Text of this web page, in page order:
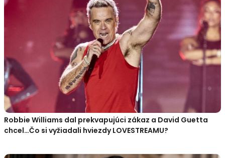
Robbie Williams dal prekvapujúci zákaz a David Guetta
chcel…Čo si vyžiadali hviezdy LOVESTREAMU?